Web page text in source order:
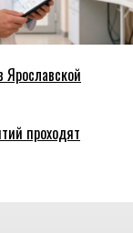
проходят